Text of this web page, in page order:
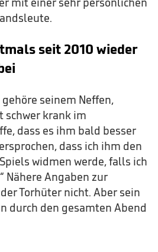
seit 2010 wieder
seinem Neffen,
schwer krank im
dass es ihm bald besser
dass ich ihm den
widmen werde, falls ich
Nähere Angaben zur
Torhüter nicht. Aber sein
durch den gesamten Abend